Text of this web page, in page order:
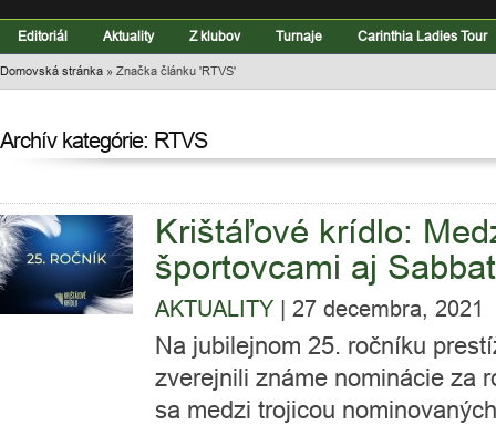
Editoriál Aktuality Z klubov Turnaje Carinthia Ladies Tour
Domovská stránka » Značka článku 'RTVS'
Archív kategórie: RTVS
Krištáľové krídlo:
športovcami aj
AKTUALITY | 27 decembra, 2021
Na jubilejnom 25. ročníku
zverejnili známe nominácie za
sa medzi trojicou